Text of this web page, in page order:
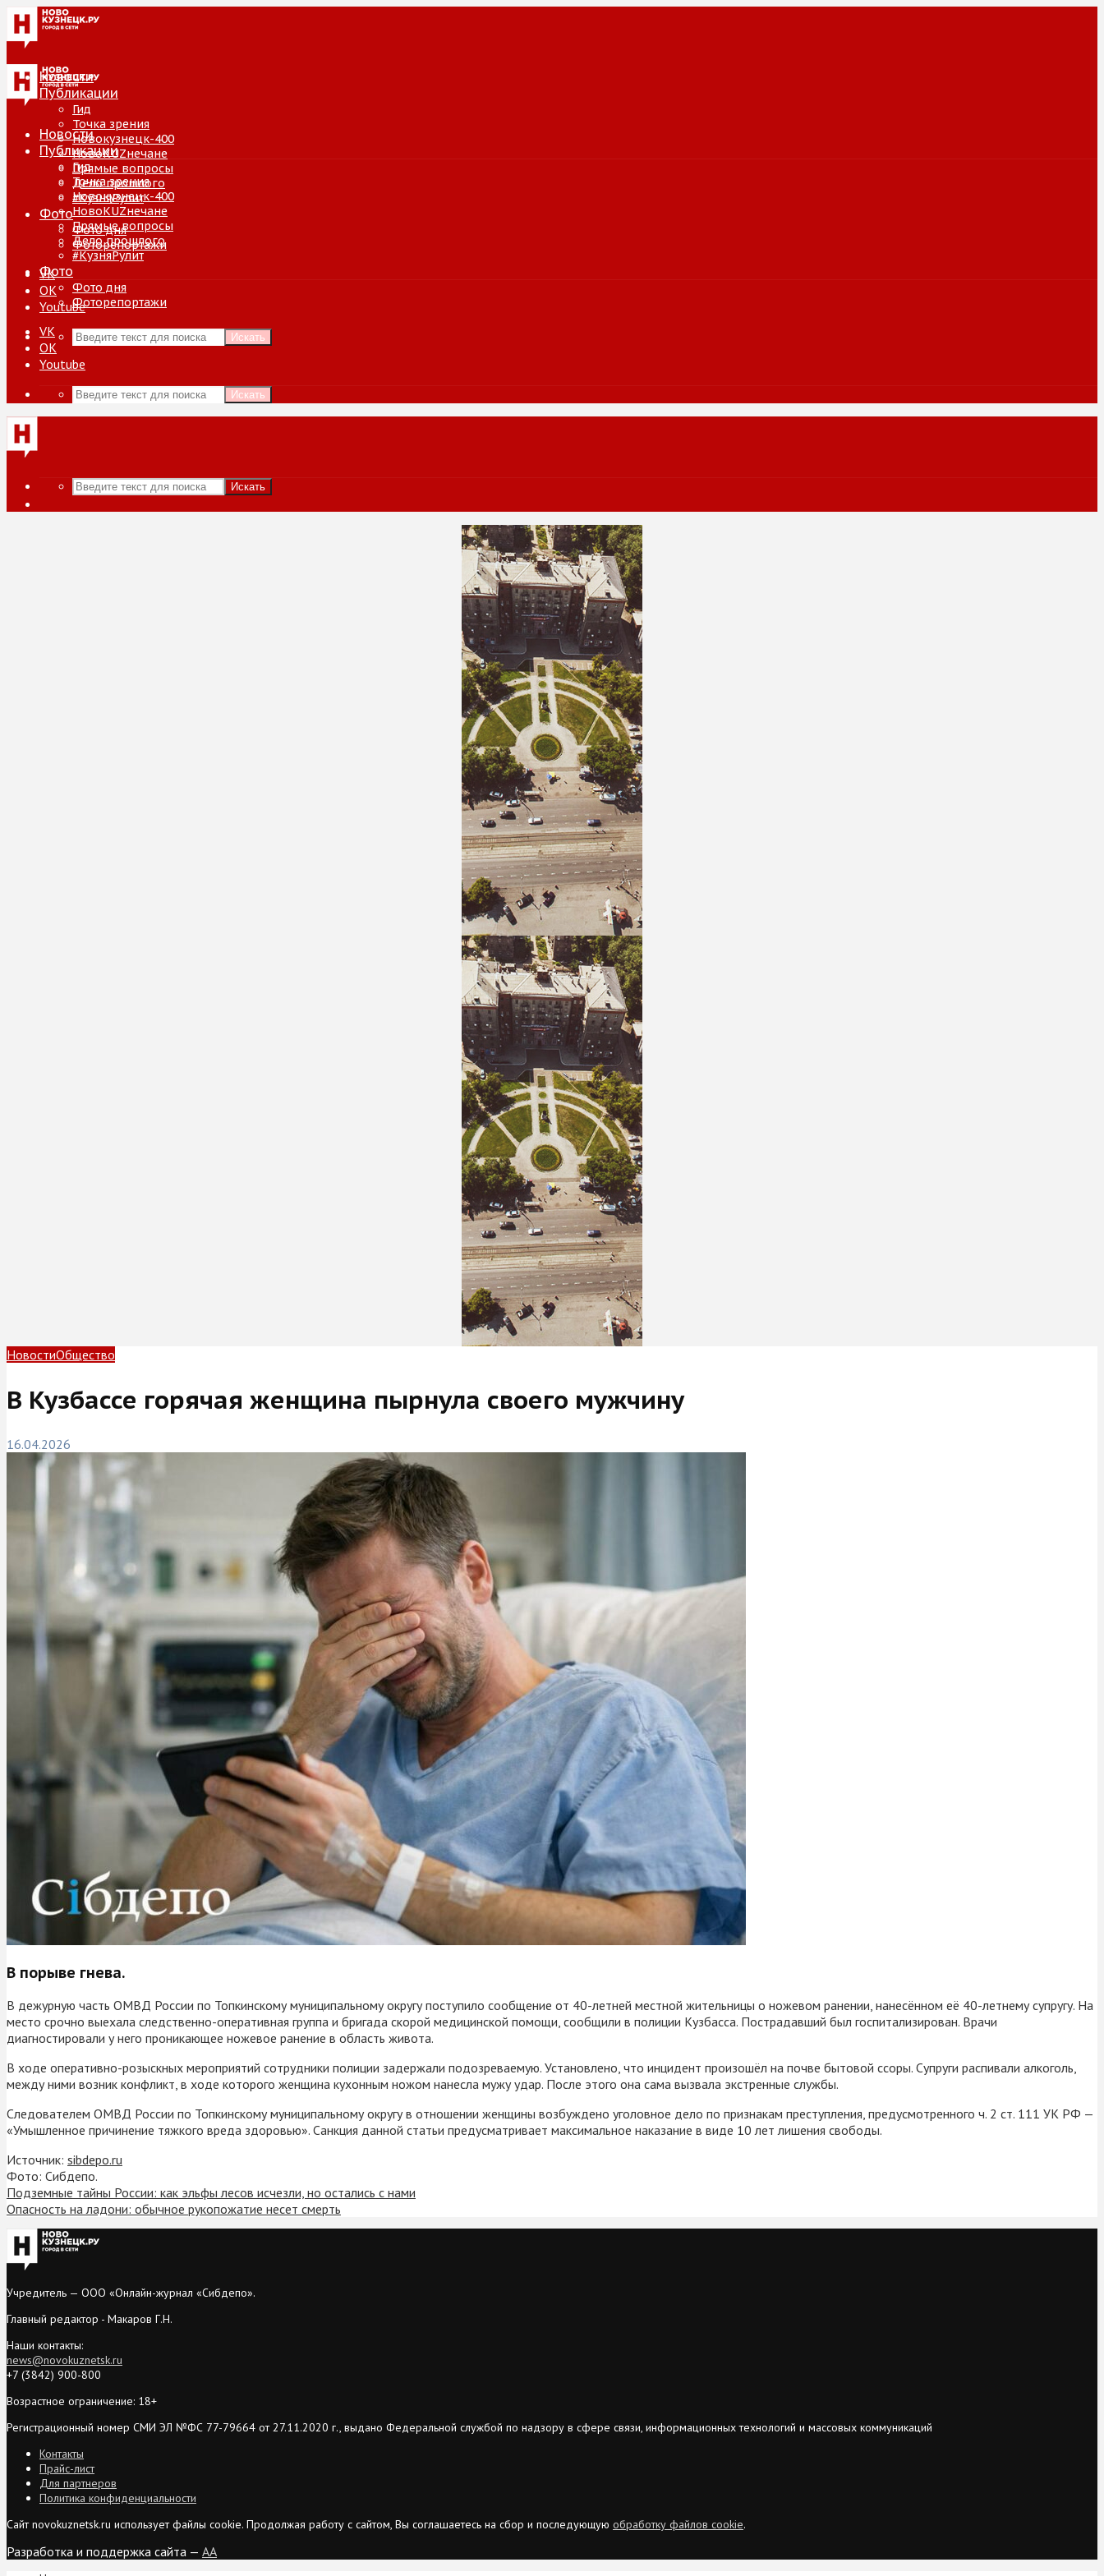
Новости
Публикации
Гид
Точка зрения
Новокузнецк-400
НовоKUZнечане
Прямые вопросы
Дело прошлого
#КузняРулит
Фото
Фото дня
Фоторепортажи
VK
ОК
Youtube
Искать
Новости
Публикации
Гид
Точка зрения
Новокузнецк-400
НовоKUZнечане
Прямые вопросы
Дело прошлого
#КузняРулит
Фото
Фото дня
Фоторепортажи
VK
ОК
Youtube
Искать
Искать
НовостиОбщество
В Кузбассе горячая женщина пырнула своего мужчину
16.04.2026
В порыве гнева.
В дежурную часть ОМВД России по Топкинскому муниципальному округу поступило сообщение от 40-летней местной жительницы о ножевом ранении, нанесённом её 40-летнему супругу. На
место срочно выехала следственно-оперативная группа и бригада скорой медицинской помощи, сообщили в полиции Кузбасса. Пострадавший был госпитализирован. Врачи
диагностировали у него проникающее ножевое ранение в область живота.
В ходе оперативно-розыскных мероприятий сотрудники полиции задержали подозреваемую. Установлено, что инцидент произошёл на почве бытовой ссоры. Супруги распивали алкоголь,
между ними возник конфликт, в ходе которого женщина кухонным ножом нанесла мужу удар. После этого она сама вызвала экстренные службы.
Следователем ОМВД России по Топкинскому муниципальному округу в отношении женщины возбуждено уголовное дело по признакам преступления, предусмотренного ч. 2 ст. 111 УК РФ —
«Умышленное причинение тяжкого вреда здоровью». Санкция данной статьи предусматривает максимальное наказание в виде 10 лет лишения свободы.
Источник: sibdepo.ru
Фото: Сибдепо.
Подземные тайны России: как эльфы лесов исчезли, но остались с нами
Опасность на ладони: обычное рукопожатие несет смерть
Учредитель — ООО «Онлайн-журнал «Сибдепо».
Главный редактор - Макаров Г.Н.
Наши контакты:
news@novokuznetsk.ru
+7 (3842) 900-800
Возрастное ограничение: 18+
Регистрационный номер СМИ ЭЛ №ФС 77-79664 от 27.11.2020 г., выдано Федеральной службой по надзору в сфере связи, информационных технологий и массовых коммуникаций
Контакты
Прайс-лист
Для партнеров
Политика конфиденциальности
Сайт novokuznetsk.ru использует файлы cookie. Продолжая работу с сайтом, Вы соглашаетесь на сбор и последующую обработку файлов cookie.
Разработка и поддержка сайта — AA